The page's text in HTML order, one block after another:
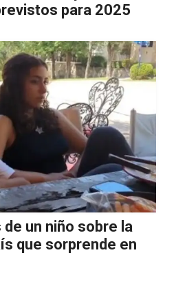
para 2025
un niño sobre la
que sorprende en